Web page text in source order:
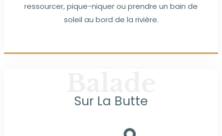
ressourcer, pique-niquer ou prendre un bain de
soleil au bord de la rivière.
Sur La Butte